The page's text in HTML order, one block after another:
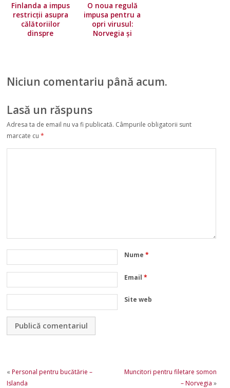
Finlanda a impus
restricţii asupra
călătoriilor
dinspre
condițiile de
călătorie
O noua regulă
impusa pentru a
opri virusul:
Norvegia și
Niciun comentariu până acum.
Lasă un răspuns
Adresa ta de email nu va fi publicată. Câmpurile obligatorii sunt
marcate cu*
Nume*
Email*
Site web
«Personal pentru bucătărie –
Islanda
Muncitori pentru filetare somon
– Norvegia »